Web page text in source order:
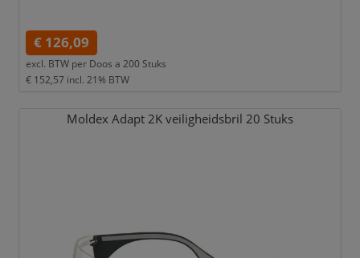
€ 126,09
excl. BTW per Doos a 200 Stuks
€ 152,57 incl. 21% BTW
Moldex Adapt 2K veiligheidsbril 20 Stuks